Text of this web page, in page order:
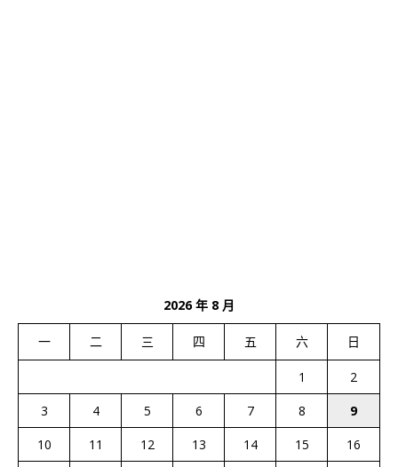
2026 年 8 月
一 二 三 四 五 六 日
1
2
3
4 5 6 7 8
9
10
11 12 13 14 15
16